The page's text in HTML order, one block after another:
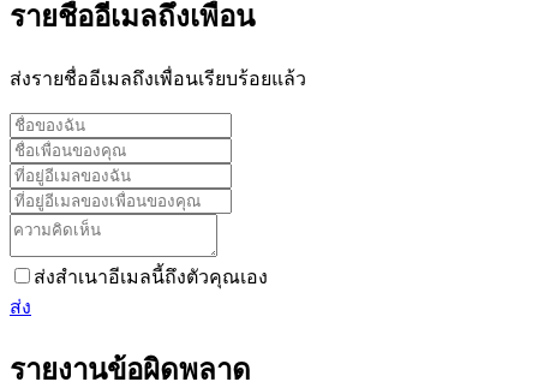
รายชื่ออีเมลถึงเพื่อน
ส่งรายชื่ออีเมลถึงเพื่อนเรียบร้อยแล้ว
ส่งสำเนาอีเมลนี้ถึงตัวคุณเอง
ส่ง
รายงานข้อผิดพลาด